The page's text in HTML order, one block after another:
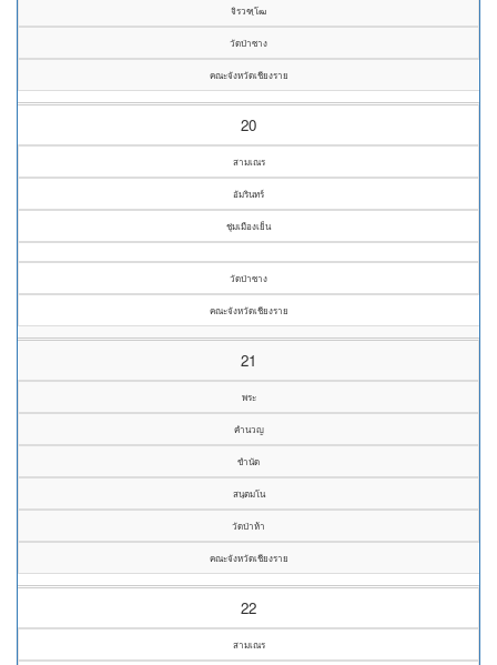
จิรวฑฺโฒ
วัดป่าซาง
คณะจังหวัดเชียงราย
20
สามเณร
อัมรินทร์
ชุ่มเมืองเย็น
วัดป่าซาง
คณะจังหวัดเชียงราย
21
พระ
คำนวญ
ขำนัด
สนฺตมโน
วัดป่าห้า
คณะจังหวัดเชียงราย
22
สามเณร